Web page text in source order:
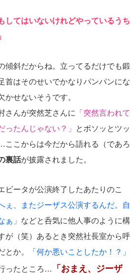
してはいないけれどやっているうち
傾斜だからね。立ってるだけでも鍛
首はそのせいでかなりパンパンにな
かせないそうです。
さんが突然芝さんに
「突然言われて
ったんじゃない？」
とボソッとツッ
ここからは今だから語れる（であろ
裏話が披露されました。
ビータが公演終了したあたりのこ
へぇ、またジーザス公演するんだ。自
ぁ」 などと呑気に他人事のように構
が（笑）あるとき突然社長室から呼
とか。
「何か悪いことしたか！？」
ったところ…
「おまえ、ジーザ